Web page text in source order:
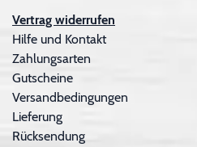
Vertrag widerrufen
Hilfe und Kontakt
Zahlungsarten
Gutscheine
Versandbedingungen
Lieferung
Rücksendung